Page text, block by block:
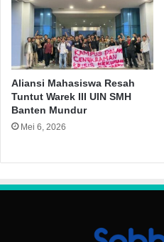
Aliansi Mahasiswa Resah
Tuntut Warek III UIN SMH
Banten Mundur
Mei 6, 2026